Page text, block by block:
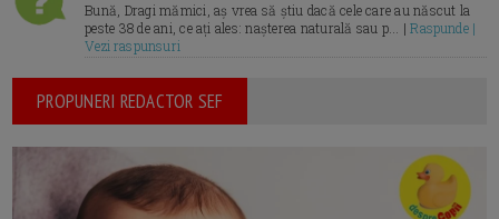
Bună, Dragi mămici, aș vrea să știu dacă cele care au născut la
peste 38 de ani, ce ați ales: nașterea naturală sau p... |Raspunde |
Vezi raspunsuri
PROPUNERI REDACTOR SEF